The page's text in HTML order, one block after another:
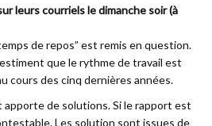
leurs courriels le dimanche soir (à
de repos” est remis en question.
que le rythme de travail est
cours des cinq dernières années.
de solutions. Si le rapport est
Les solution sont issues de